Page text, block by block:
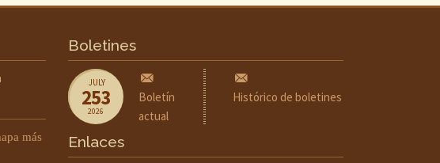
más
Boletines
JULY
253
2026
Boletín
actual
Histórico de boletines
Enlaces